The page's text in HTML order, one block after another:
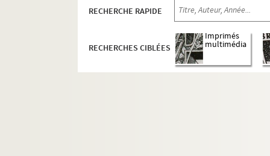
RECHERCHE RAPIDE
RECHERCHES CIBLÉES
Imprimés
multimédia